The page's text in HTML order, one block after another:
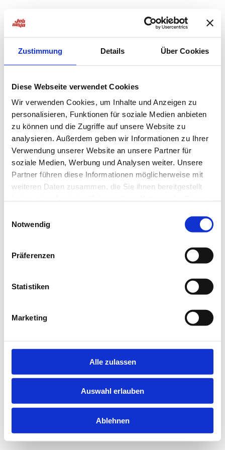
Zustimmung Details Über Cookies
Diese Webseite verwendet Cookies
Wir verwenden Cookies, um Inhalte und Anzeigen zu
personalisieren, Funktionen für soziale Medien anbieten
zu können und die Zugriffe auf unsere Website zu
analysieren. Außerdem geben wir Informationen zu Ihrer
Verwendung unserer Website an unsere Partner für
soziale Medien, Werbung und Analysen weiter. Unsere
Partner führen diese Informationen möglicherweise mit
weiteren Daten zusammen, die Sie ihnen bereitgestellt
Notwendig
Präferenzen
Statistiken
Marketing
Alle zulassen
Auswahl erlauben
Ablehnen
loadingjobninja.com
for more